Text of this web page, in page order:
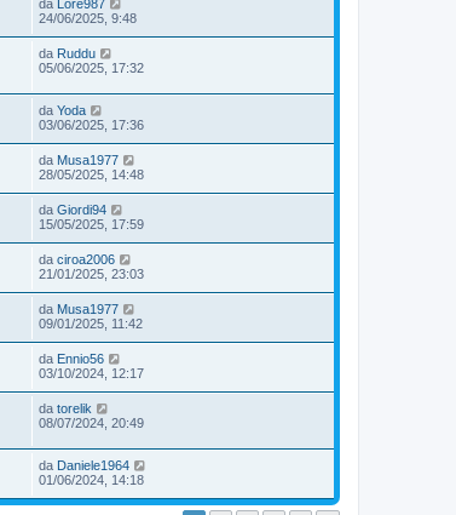
da Lore987
24/06/2025, 9:48
da Ruddu
05/06/2025, 17:32
da Yoda
03/06/2025, 17:36
da Musa1977
28/05/2025, 14:48
da Giordi94
15/05/2025, 17:59
da ciroa2006
21/01/2025, 23:03
da Musa1977
09/01/2025, 11:42
da Ennio56
03/10/2024, 12:17
da torelik
08/07/2024, 20:49
da Daniele1964
01/06/2024, 14:18